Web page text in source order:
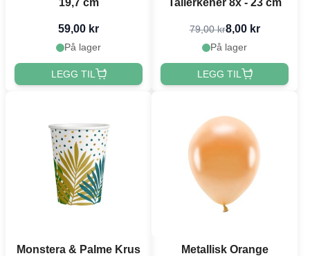
19,7 cm
59,00 kr
På lager
LEGG TIL
Tallerkener 8x - 23 cm
79,00 kr8,00 kr
På lager
LEGG TIL
Monstera & Palme Krus
Metallisk Orange